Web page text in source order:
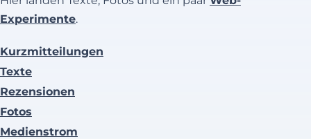
Experimente.
Kurzmitteilungen
Texte
Rezensionen
Fotos
Medienstrom